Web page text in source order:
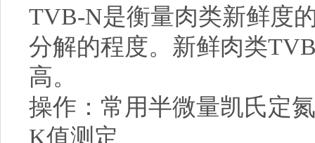
TVB-N是衡量肉类新鲜度
分解的程度。新鲜肉类
高。
操作：常用半微量凯氏定
K值测定